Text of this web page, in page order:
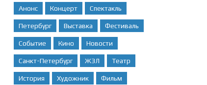
Анонс Концерт Спектакль
Петербург Выставка Фестиваль
Событие Кино Новости
Санкт-Петербург ЖЗЛ Театр
История Художник Фильм